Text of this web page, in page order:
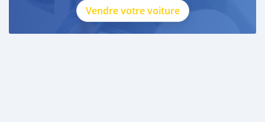
Vendre votre voiture